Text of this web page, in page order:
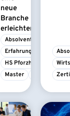
neue
Branche
erleichtert
Absolvent/-in
Erfahrungsbericht
HS Pforzheim
Master